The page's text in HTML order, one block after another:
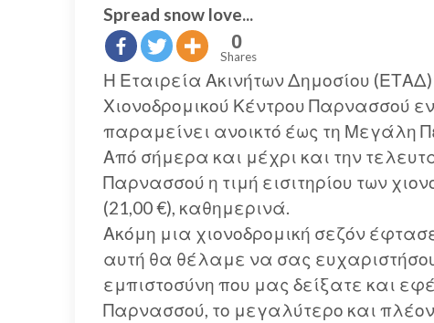
Spread snow love...
0
Shares
Η Εταιρεία Ακινήτων Δημοσίου (ΕΤΑΔ)
Χιονοδρομικού Κέντρου Παρνασσού
παραμείνει ανοικτό έως τη Μεγάλη
Από σήμερα και μέχρι και την
Παρνασσού η τιμή εισιτηρίου των
(21,00 €), καθημερινά.
Ακόμη μια χιονοδρομική σεζόν
αυτή θα θέλαμε να σας
εμπιστοσύνη που μας δείξατε και
Παρνασσού, το μεγαλύτερο και